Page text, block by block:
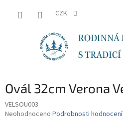
CZK
Ovál 32cm Verona
VELSOU003
Průměrné
Neohodnoceno Podrobnosti hodnocení